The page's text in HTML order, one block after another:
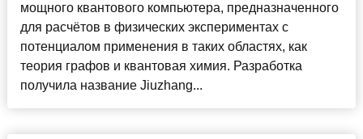
мощного квантового компьютера, предназначенного
для расчётов в физических экспериментах с
потенциалом применения в таких областях, как
теория графов и квантовая химия. Разработка
получила название Jiuzhang...